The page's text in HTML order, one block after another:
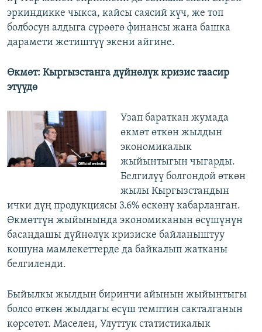
эркиндикке чыкса, кайсы саясий күч, же топ
болбосун алдыга сүрөөгө финансы жана башка
дарамети жетиштүү экени айгине.
Өкмөт: Кыргызстанга дүйнөлүк кризис таасир
этүүдө
Узап бараткан жумада
өкмөт өткөн жылдын
экономикалык
жыйынтыгын чыгарды.
Белгилүү болгондой өткөн
жылы Кыргызстандын
ички дүң продукциясы 3.6% өскөнү кабарланган.
Өкмөттүн жыйынында экономиканын өсүшүнүн
басаңдашы дүйнөлүк кризиске байланыштуу
кошуна мамлекеттерде да байкалып жатканы
белгиленди.
Быйылкы жылдын биринчи айынын жыйынтыгы
болсо өткөн жылдагы өсүш темптин сакталганын
көрсөтөт. Маселен, Улуттук статистикалык